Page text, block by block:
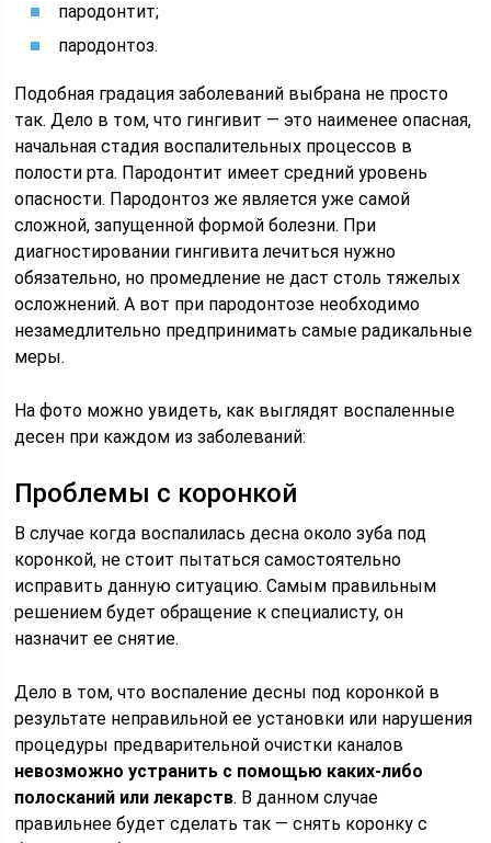
пародонтит;
пародонтоз.
Подобная градация заболеваний выбрана не просто
так. Дело в том, что гингивит — это наименее опасная,
начальная стадия воспалительных процессов в
полости рта. Пародонтит имеет средний уровень
опасности. Пародонтоз же является уже самой
сложной, запущенной формой болезни. При
диагностировании гингивита лечиться нужно
обязательно, но промедление не даст столь тяжелых
осложнений. А вот при пародонтозе необходимо
незамедлительно предпринимать самые радикальные
меры.
На фото можно увидеть, как выглядят воспаленные
десен при каждом из заболеваний:
Проблемы с коронкой
В случае когда воспалилась десна около зуба под
коронкой, не стоит пытаться самостоятельно
исправить данную ситуацию. Самым правильным
решением будет обращение к специалисту, он
назначит ее снятие.
Дело в том, что воспаление десны под коронкой в
результате неправильной ее установки или нарушения
процедуры предварительной очистки каналов
невозможно устранить с помощью каких-либо
полосканий или лекарств. В данном случае
правильнее будет сделать так — снять коронку с